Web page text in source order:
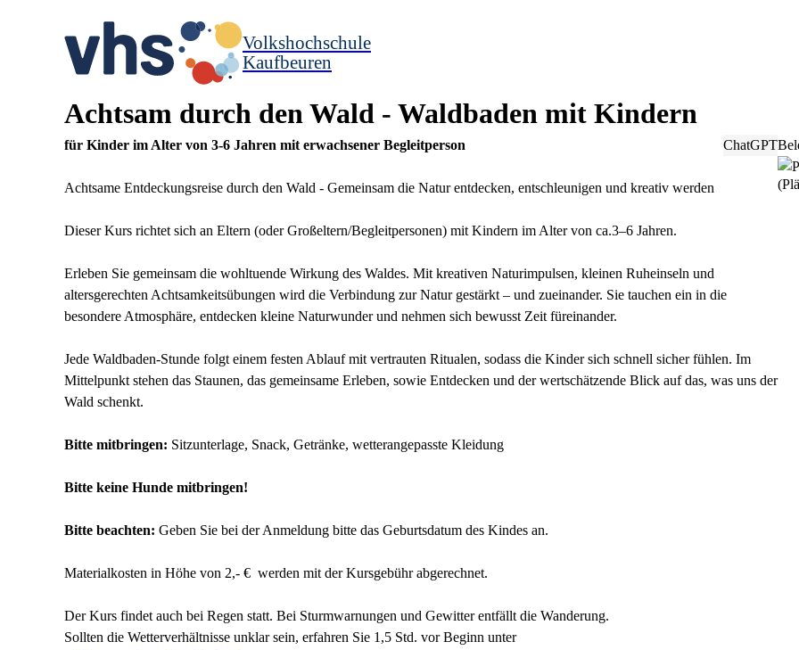
Volkshochschule
Kaufbeuren
Achtsam durch den Wald - Waldbaden mit Kindern
ChatGPT
für Kinder im Alter von 3-6 Jahren mit erwachsener Begleitperson
Achtsame Entdeckungsreise durch den Wald - Gemeinsam die Natur entdecken, entschleunigen und kreativ werden
Dieser Kurs richtet sich an Eltern (oder Großeltern/Begleitpersonen) mit Kindern im Alter von ca.3–6 Jahren.
Erleben Sie gemeinsam die wohltuende Wirkung des Waldes. Mit kreativen Naturimpulsen, kleinen Ruheinseln und
altersgerechten Achtsamkeitsübungen wird die Verbindung zur Natur gestärkt – und zueinander. Sie tauchen ein in die
besondere Atmosphäre, entdecken kleine Naturwunder und nehmen sich bewusst Zeit füreinander.
Jede Waldbaden-Stunde folgt einem festen Ablauf mit vertrauten Ritualen, sodass die Kinder sich schnell sicher fühlen. Im
Mittelpunkt stehen das Staunen, das gemeinsame Erleben, sowie Entdecken und der wertschätzende Blick auf das, was uns der
Wald schenkt.
Bitte mitbringen: Sitzunterlage, Snack, Getränke, wetterangepasste Kleidung
Bitte keine Hunde mitbringen!
Bitte beachten: Geben Sie bei der Anmeldung bitte das Geburtsdatum des Kindes an.
Materialkosten in Höhe von 2,- € werden mit der Kursgebühr abgerechnet.
Der Kurs findet auch bei Regen statt. Bei Sturmwarnungen und Gewitter entfällt die Wanderung.
Sollten die Wetterverhältnisse unklar sein, erfahren Sie 1,5 Std. vor Beginn unter